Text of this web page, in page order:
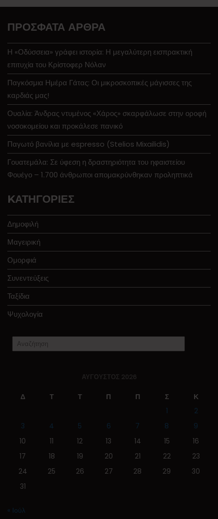
ΠΡΌΣΦΑΤΑ ΆΡΘΡΑ
Η «Οδύσσεια» γράφει ιστορία: Η μεγαλύτερη εισπρακτική
επιτυχία του Κρίστοφερ Νόλαν
Παγκόσμια Ημέρα Γάτας: Οι μικροσκοπικές μάγισσες της
καρδιάς μας!
Ουαλία: Άνδρας ντυμένος «Χάρος» σκαρφάλωσε στην οροφή
νοσοκομείου και προκάλεσε πανικό
Παγωτό βανίλια με espresso (Stelios Mixailidis)
Γουατεμάλα: Σε ύφεση η δραστηριότητα του ηφαιστείου
Φουέγο – 1.700 άνθρωποι απομακρύνθηκαν προληπτικά
KΑΤΗΓΟΡΊΕΣ
Δημοφιλή
Μαγειρική
Ομορφιά
Συνεντεύξεις
Ταξίδια
Ψυχολογία
ΑΎΓΟΥΣΤΟΣ 2026
Δ Τ Τ Π Π Σ
Κ
1
2
3
4 5 6 7 8
9
10
11 12 13 14 15
16
17
18 19 20 21 22
23
24
25 26 27 28 29
30
31
« Ιούλ